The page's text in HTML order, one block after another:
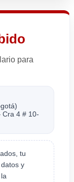
para
Cra 4 # 10-
tu
y